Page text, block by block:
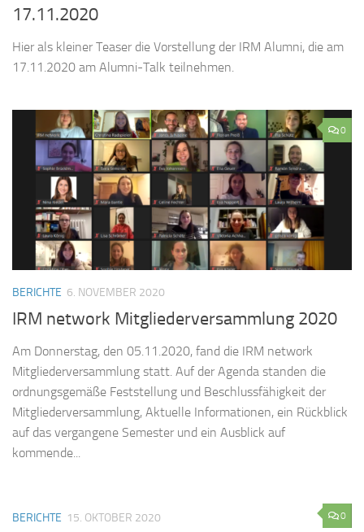
17.11.2020
Hier als kleiner Teaser die Vorstellung der IRM Alumni, die am
17.11.2020 am Alumni-Talk teilnehmen.
0
BERICHTE 6. NOVEMBER 2020
IRM network Mitgliederversammlung 2020
Am Donnerstag, den 05.11.2020, fand die IRM network
Mitgliederversammlung statt. Auf der Agenda standen die
ordnungsgemäße Feststellung und Beschlussfähigkeit der
Mitgliederversammlung, Aktuelle Informationen, ein Rückblick
auf das vergangene Semester und ein Ausblick auf
kommende...
0
BERICHTE 15. OKTOBER 2020